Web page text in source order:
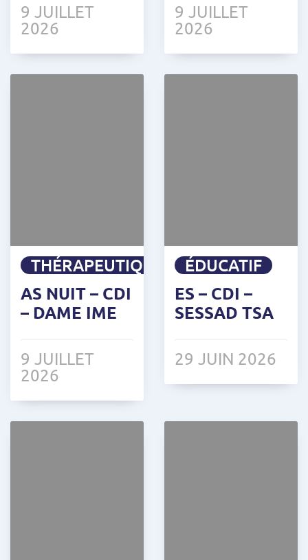
9 JUILLET
2026
9 JUILLET
2026
THÉRAPEUTIQUE
AS NUIT – CDI
– DAME IME
9 JUILLET
2026
ÉDUCATIF
ES – CDI –
SESSAD TSA
29 JUIN 2026